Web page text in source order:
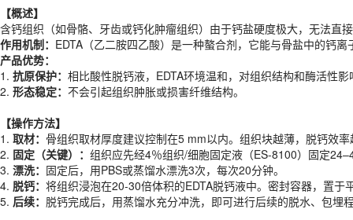
作用机制：
产品优势：
1.抗原保护：相比酸性脱钙液，EDTA环境温和，对组织结构和酶活性
2.形态稳定：
【 操作方法】
2.固定（关键）：
3. 漂洗： 固定后，用PBS或蒸馏水漂洗3次，每次20分钟。
4. 脱钙：将组织浸泡在20-30倍体积的EDTA脱钙液中。密封容器，置
5. 后续： 脱钙完成后，用蒸馏水充分冲洗，即可进行后续的脱水、包埋
【脱钙终点的测定】
【概述】
含钙组织（如骨骼、牙齿或钙化肿瘤组织）由于钙盐硬度极大，无法直
作用机制： EDTA（乙二胺四乙酸）是一种螯合剂，它能与骨盐中的钙
产品优势：
1. 抗原保护： 相比酸性脱钙液，EDTA环境温和，对组织结构和酶活性
2. 形态稳定： 不会引起组织肿胀或损害纤维结构。
【操作方法】
1. 取材： 骨组织取材厚度建议控制在5 mm以内。组织块越薄，脱钙效
2. 固定（关键）： 组织应先经4％组织/细胞固定液（ES-8100）固定
3. 漂洗： 固定后，用PBS或蒸馏水漂洗3次，每次20分钟。
4. 脱钙： 将组织浸泡在20-30倍体积的EDTA脱钙液中。密封容器，置
5. 后续： 脱钙完成后，用蒸馏水充分冲洗，即可进行后续的脱水、包埋